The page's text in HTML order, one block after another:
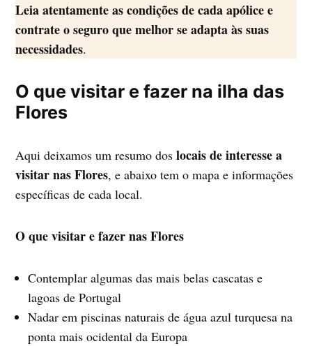
Leia atentamente as condições de cada apólice e
contrate o seguro que melhor se adapta às suas
necessidades.
O que visitar e fazer na ilha das
Flores
Aqui deixamos um resumo doslocais de interesse a
visitar nas Flores, e abaixo tem o mapa e informações
específicas de cada local.
O que visitar e fazer nas Flores
Contemplar algumas das mais belas cascatas e
lagoas de Portugal
Nadar em piscinas naturais de água azul turquesa na
ponta mais ocidental da Europa